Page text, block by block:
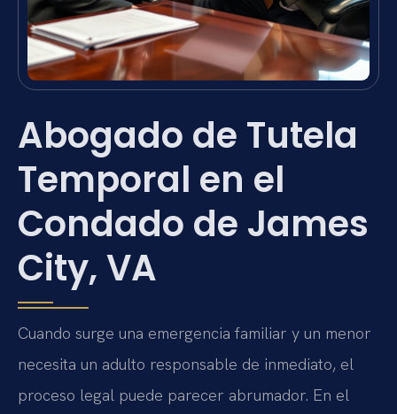
Abogado de Tutela
Temporal en el
Condado de James
City, VA
Cuando surge una emergencia familiar y un menor
necesita un adulto responsable de inmediato, el
proceso legal puede parecer abrumador. En el